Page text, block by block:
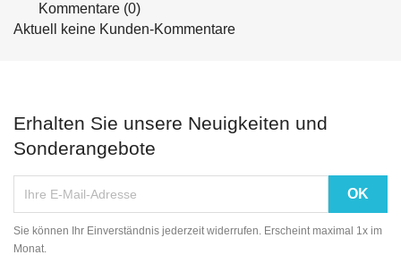
Kommentare (0)
Aktuell keine Kunden-Kommentare
Erhalten Sie unsere Neuigkeiten und
Sonderangebote
Sie können Ihr Einverständnis jederzeit widerrufen. Erscheint maximal 1x im
Monat.